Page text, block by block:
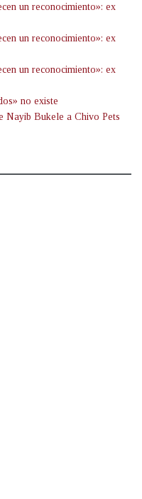
un reconocimiento»: ex
un reconocimiento»: ex
un reconocimiento»: ex
no existe
Nayib Bukele a Chivo Pets